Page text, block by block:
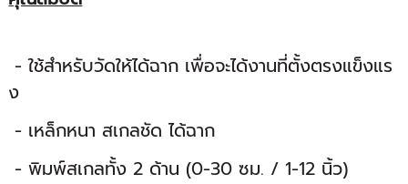
- ใช้สำหรับวัดให้ได้ฉาก เพื่อจะได้งานที่ตั้งตรงแข็งแร
ง
- เหล็กหนา สเกลชัด ได้ฉาก
- พิมพ์สเกลทั้ง 2 ด้าน (0-30 ซม. / 1-12 นิ้ว)